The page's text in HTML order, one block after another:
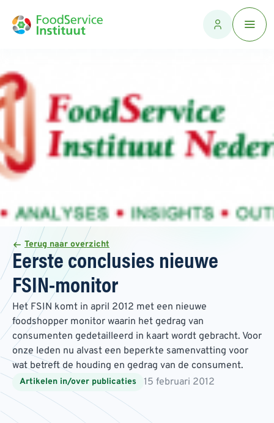
Terug naar overzicht
Eerste conclusies nieuwe
FSIN-monitor
Het FSIN komt in april 2012 met een nieuwe
foodshopper monitor waarin het gedrag van
consumenten gedetailleerd in kaart wordt gebracht. Voor
onze leden nu alvast een beperkte samenvatting voor
wat betreft de houding en gedrag van de consument.
Artikelen in/over publicaties 15 februari 2012